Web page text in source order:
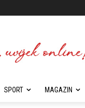
SPORT MAGAZIN